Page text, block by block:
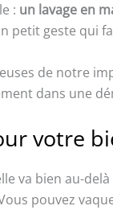
: un lavage en
petit geste
de notre
dans une
votre
va bien au-
pouvez